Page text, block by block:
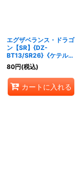
エグザベランス・ドラゴ
ン【SR】{DZ-
BT13/SR26}《ケテルサ
ンクチュアリ》
80円(税込)
カートに入れる